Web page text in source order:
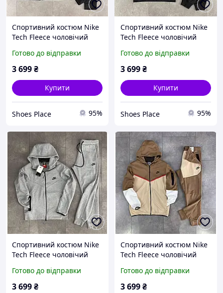
Спортивний костюм Nike
Tech Fleece чоловічий
весна осінь брендовий
найк теч фліс
Готово до відправки
3 699₴
Купити
Shoes Place 95%
Спортивний костюм Nike
Tech Fleece чоловічий
весна осінь брендовий
найк теч фліс
Готово до відправки
3 699₴
Купити
Shoes Place 95%
Спортивний костюм Nike
Tech Fleece чоловічий
весна осінь брендовий
найк теч фліс
Готово до відправки
3 699₴
Спортивний костюм Nike
Tech Fleece чоловічий
штани весна осінь
брендовий найк теч фліс
Готово до відправки
3 699₴